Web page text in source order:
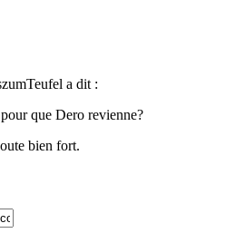
a dit :
que Dero revienne?
bien fort.